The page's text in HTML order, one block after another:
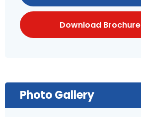
Download Brochure
Photo Gallery